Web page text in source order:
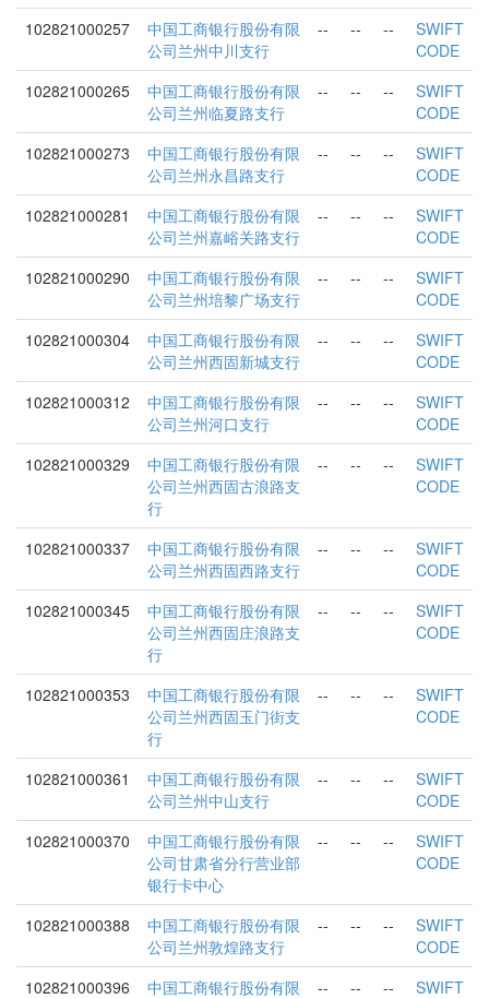
102821000257
中国工商银行股份有限
公司兰州中川支行
-- -- --
SWIFT
CODE
102821000265
中国工商银行股份有限
公司兰州临夏路支行
-- -- --
SWIFT
CODE
102821000273
中国工商银行股份有限
公司兰州永昌路支行
-- -- --
SWIFT
CODE
102821000281
中国工商银行股份有限
公司兰州嘉峪关路支行
-- -- --
SWIFT
CODE
102821000290
中国工商银行股份有限
公司兰州培黎广场支行
-- -- --
SWIFT
CODE
102821000304
中国工商银行股份有限
公司兰州西固新城支行
-- -- --
SWIFT
CODE
102821000312
中国工商银行股份有限
公司兰州河口支行
-- -- --
SWIFT
CODE
102821000329
中国工商银行股份有限
公司兰州西固古浪路支
行
-- -- --
SWIFT
CODE
102821000337
中国工商银行股份有限
公司兰州西固西路支行
-- -- --
SWIFT
CODE
102821000345
中国工商银行股份有限
公司兰州西固庄浪路支
行
-- -- --
SWIFT
CODE
102821000353
中国工商银行股份有限
公司兰州西固玉门街支
行
-- -- --
SWIFT
CODE
102821000361
中国工商银行股份有限
公司兰州中山支行
-- -- --
SWIFT
CODE
102821000370
中国工商银行股份有限
公司甘肃省分行营业部
银行卡中心
-- -- --
SWIFT
CODE
102821000388
中国工商银行股份有限
公司兰州敦煌路支行
-- -- --
SWIFT
CODE
102821000396
中国工商银行股份有限
-- -- --
SWIFT